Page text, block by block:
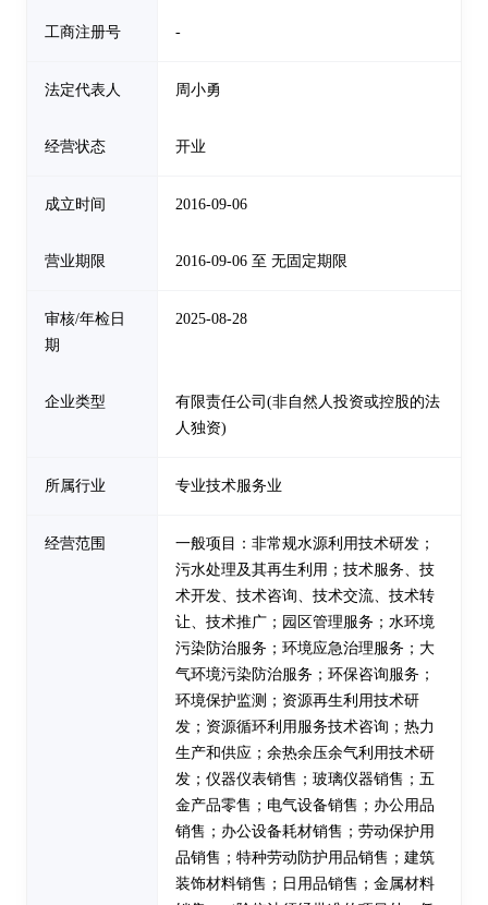
工商注册号 -
法定代表人 周小勇
经营状态 开业
成立时间 2016-09-06
营业期限 2016-09-06 至 无固定期限
审核/年检日
期
2025-08-28
企业类型
有限责任公司(非自然人投资或控股的法
人独资)
所属行业 专业技术服务业
经营范围
一般项目：非常规水源利用技术研发；
污水处理及其再生利用；技术服务、技
术开发、技术咨询、技术交流、技术转
让、技术推广；园区管理服务；水环境
污染防治服务；环境应急治理服务；大
气环境污染防治服务；环保咨询服务；
环境保护监测；资源再生利用技术研
发；资源循环利用服务技术咨询；热力
生产和供应；余热余压余气利用技术研
发；仪器仪表销售；玻璃仪器销售；五
金产品零售；电气设备销售；办公用品
销售；办公设备耗材销售；劳动保护用
品销售；特种劳动防护用品销售；建筑
装饰材料销售；日用品销售；金属材料